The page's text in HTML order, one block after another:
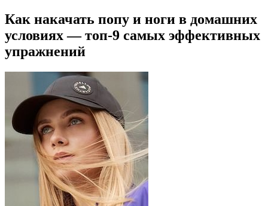
Как накачать попу и ноги в домашних
условиях — топ-9 самых эффективных
упражнений